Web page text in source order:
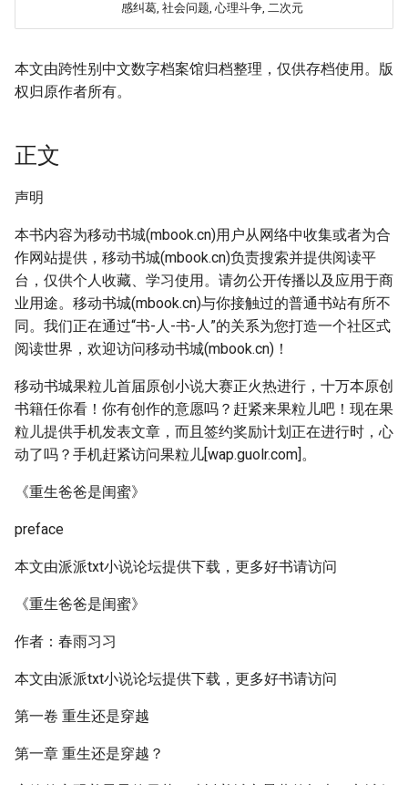
感纠葛, 社会问题, 心理斗争, 二次元
本文由跨性别中文数字档案馆归档整理，仅供存档使用。版
权归原作者所有。
正文
声明
本书内容为移动书城(mbook.cn)用户从网络中收集或者为合
作网站提供，移动书城(mbook.cn)负责搜索并提供阅读平
台，仅供个人收藏、学习使用。请勿公开传播以及应用于商
业用途。移动书城(mbook.cn)与你接触过的普通书站有所不
同。我们正在通过“书-人-书-人”的关系为您打造一个社区式
阅读世界，欢迎访问移动书城(mbook.cn)！
移动书城果粒儿首届原创小说大赛正火热进行，十万本原创
书籍任你看！你有创作的意愿吗？赶紧来果粒儿吧！现在果
粒儿提供手机发表文章，而且签约奖励计划正在进行时，心
动了吗？手机赶紧访问果粒儿[wap.guolr.com]。
《重生爸爸是闺蜜》
preface
本文由派派txt小说论坛提供下载，更多好书请访问
《重生爸爸是闺蜜》
作者：春雨习习
本文由派派txt小说论坛提供下载，更多好书请访问
第一卷 重生还是穿越
第一章 重生还是穿越？